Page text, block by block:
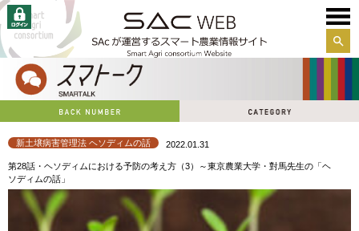
サイ
新土壌病害管理法 ヘソディムの話 2022.01.31
第28話・ヘソディムにおける予防の考え方（3）～東京農業大学・對馬先生の「ヘ
ソディムの話」